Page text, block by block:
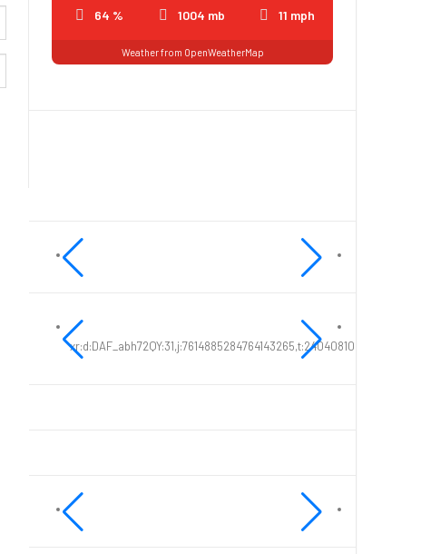
64 % 1004 mb 11 mph
Weather from OpenWeatherMap
xr:d:DAF_abh72QY:31,j:7614885284764143265,t:24040810